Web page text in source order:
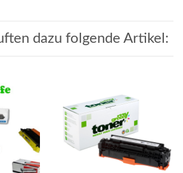
dazu folgende Artikel: